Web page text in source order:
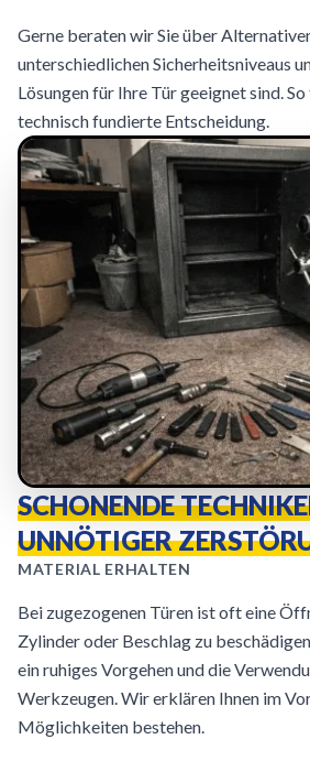
Gerne beraten wir Sie über
unterschiedlichen Sicherheitsniveaus
Lösungen für Ihre Tür geeignet sind.
technisch fundierte Entscheidung.
SCHONENDE
UNNÖTIGER
MATERIAL ERHALTEN
Bei zugezogenen Türen ist oft eine
Zylinder oder Beschlag zu
ein ruhiges Vorgehen und die
Werkzeugen. Wir erklären Ihnen im
Möglichkeiten bestehen.